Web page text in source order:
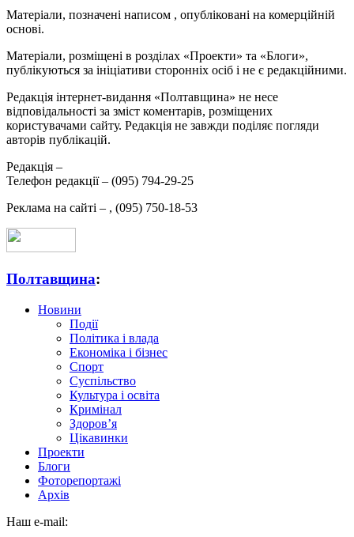
Матеріали, позначені написом , опубліковані на комерційній
основі.
Матеріали, розміщені в розділах «Проекти» та «Блоги»,
публікуються за ініціативи сторонніх осіб і не є редакційними.
Редакція інтернет-видання «Полтавщина» не несе
відповідальності за зміст коментарів, розміщених
користувачами сайту. Редакція не завжди поділяє погляди
авторів публікацій.
Редакція –
Телефон редакції – (095) 794-29-25
Реклама на сайті – , (095) 750-18-53
Полтавщина:
Новини
Події
Політика і влада
Економіка і бізнес
Спорт
Суспільство
Культура і освіта
Кримінал
Здоров’я
Цікавинки
Проекти
Блоги
Фоторепортажі
Архів
Наш e-mail: